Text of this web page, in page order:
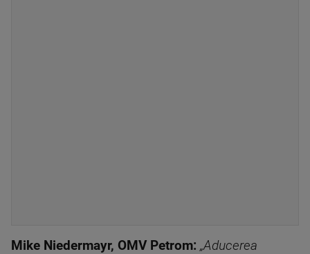
Mike Niedermayr, OMV Petrom: „Aducerea